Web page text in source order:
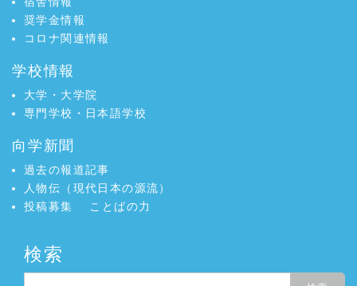
奨学金情報
コロナ関連情報
学校情報
大学・大学院
専門学校・日本語学校
向学新聞
過去の報道記事
人物伝（現代日本の源流）
投稿募集
ことばの力
検索